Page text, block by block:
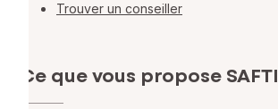
Trouver un conseiller
Ce que vous propose SAFTI